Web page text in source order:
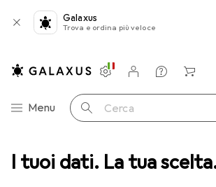
I tuoi dati. La tua
Galaxus
Trova e ordina più veloce
Categoria Navigazione
Menu Cerca
Impostazioni
Conto cliente
Liste di confronto
Liste dei desideri
Carrello
da lavoro Pantaloni da lavoro Planam